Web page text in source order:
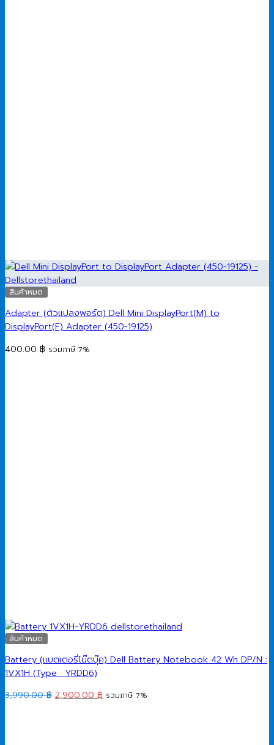
สินค้าหมด
Adapter (ตัวแปลงพอร์ต) Dell Mini DisplayPort(M) to
DisplayPort(F) Adapter (450-19125)
400.00 ฿ รวมภาษี 7%
สินค้าหมด
Battery (แบตเตอรี่โน๊ตบุ๊ค) Dell Battery Notebook 42 Wh DP/N :
1VX1H (Type : YRDD6)
3,990.00฿ Original
2,900.00 ฿ Current
รวมภาษี 7%